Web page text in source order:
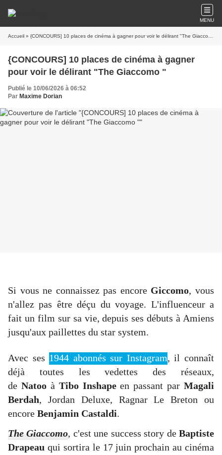
MENU
Accueil » {CONCOURS] 10 places de cinéma à gagner pour voir le délirant "The Giaccomo "
{CONCOURS] 10 places de cinéma à gagner
pour voir le délirant "The Giaccomo "
Publié le 10/06/2026 à 06:52
Par Maxime Dorian
Si vous ne connaissez pas encore Giccomo, vous
n'allez pas être déçu du voyage. L'influenceur a
fait un film sur sa vie, depuis ses débuts à Amiens
jusqu'aux paillettes du star system.
Avec ses 1944 abonnés sur Instagram, il connaît
déjà toutes les vedettes des réseaux,
de Natoo à Tibo Inshapeen passant par Magali
Berdah, Jordan Deluxe, Ragnar Le Breton ou
encore Benjamin Castaldi.
The Giaccomo, c'est une success story deBaptiste
Drapeau qui sortira le 17 juin prochain au cinéma